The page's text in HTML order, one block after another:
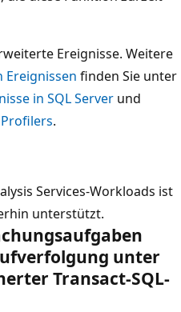
Ereignisse. Weitere
finden Sie unter
in SQL Server und
.
Services-Workloads ist
unterstützt.
unter
Transact-SQL-